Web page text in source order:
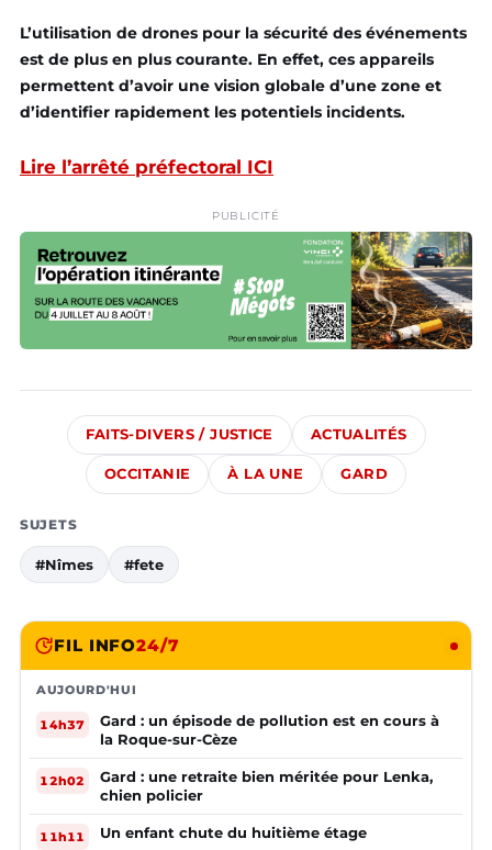
L’utilisation de drones pour la sécurité des événements
est de plus en plus courante. En effet, ces appareils
permettent d’avoir une vision globale d’une zone et
d’identifier rapidement les potentiels incidents.
Lire l’arrêté préfectoral ICI
PUBLICITÉ
FAITS-DIVERS / JUSTICE ACTUALITÉS
OCCITANIE À LA UNE GARD
SUJETS
#Nîmes #fete
FIL INFO24/7
AUJOURD'HUI
14h37
Gard : un épisode de pollution est en cours à
la Roque-sur-Cèze
12h02
Gard : une retraite bien méritée pour Lenka,
chien policier
11h11 Un enfant chute du huitième étage